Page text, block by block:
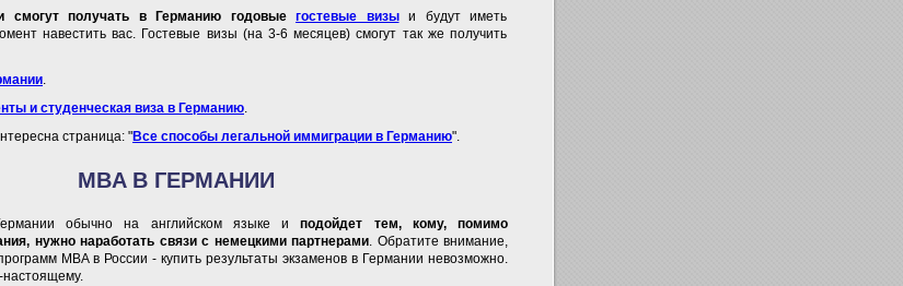
смогут получать в Германию годовые гостевые визыи будут иметь
навестить вас. Гостевые визы (на 3-6 месяцев) смогут так же получить
.
и студенческая виза в Германию.
страница: "Все способы легальной иммиграции в Германию".
MBA В ГЕРМАНИИ
обычно на английском языке иподойдет тем, кому, помимо
нужно наработать связи с немецкими партнерами. Обратите внимание,
MBA в России - купить результаты экзаменов в Германии невозможно.
настоящему.